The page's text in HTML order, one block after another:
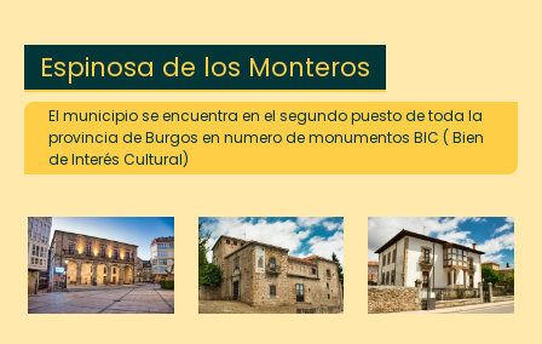
Espinosa de los Monteros
El municipio se encuentra en el segundo puesto de toda la
provincia de Burgos en numero de monumentos BIC ( Bien
de Interés Cultural)